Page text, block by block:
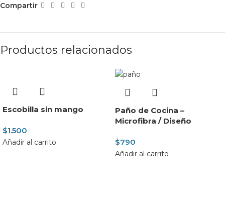
Compartir
Productos relacionados
Escobilla sin mango
$1.500
Añadir al carrito
Paño de Cocina –
Microfibra / Diseño
$790
Añadir al carrito